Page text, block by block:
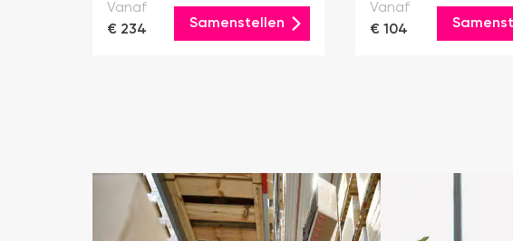
Vanaf
€ 234
Samenstellen
Vanaf
€ 104